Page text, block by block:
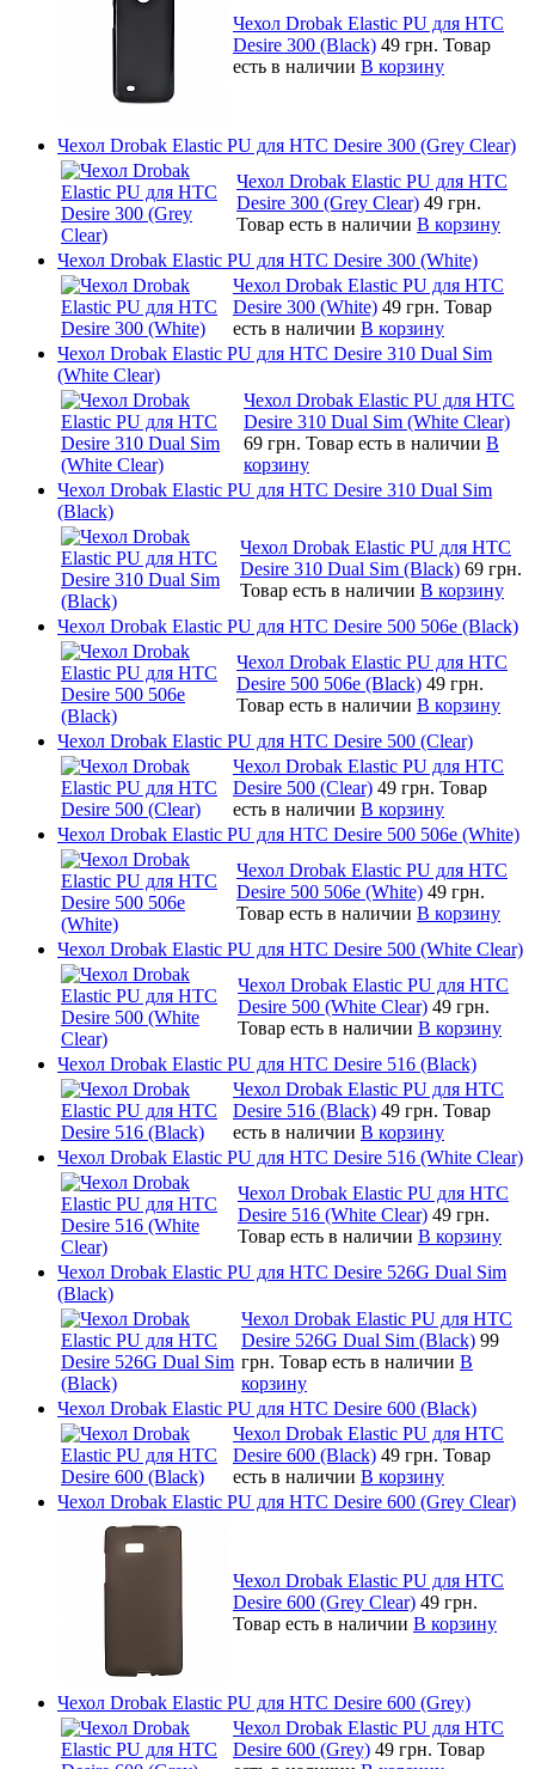
Чехол Drobak Elastic PU для HTC
Desire 300 (Black) 49 грн. Товар
есть в наличии В корзину
Чехол Drobak Elastic PU для HTC Desire 300 (Grey Clear)
Чехол Drobak Elastic PU для HTC
Desire 300 (Grey Clear) 49 грн.
Товар есть в наличии В корзину
Чехол Drobak Elastic PU для HTC Desire 300 (White)
Чехол Drobak Elastic PU для HTC
Desire 300 (White) 49 грн. Товар
есть в наличии В корзину
Чехол Drobak Elastic PU для HTC Desire 310 Dual Sim
(White Clear)
Чехол Drobak Elastic PU для HTC
Desire 310 Dual Sim (White Clear)
69 грн. Товар есть в наличии В
корзину
Чехол Drobak Elastic PU для HTC Desire 310 Dual Sim
(Black)
Чехол Drobak Elastic PU для HTC
Desire 310 Dual Sim (Black) 69 грн.
Товар есть в наличии В корзину
Чехол Drobak Elastic PU для HTC Desire 500 506e (Black)
Чехол Drobak Elastic PU для HTC
Desire 500 506e (Black) 49 грн.
Товар есть в наличии В корзину
Чехол Drobak Elastic PU для HTC Desire 500 (Clear)
Чехол Drobak Elastic PU для HTC
Desire 500 (Clear) 49 грн. Товар
есть в наличии В корзину
Чехол Drobak Elastic PU для HTC Desire 500 506e (White)
Чехол Drobak Elastic PU для HTC
Desire 500 506e (White) 49 грн.
Товар есть в наличии В корзину
Чехол Drobak Elastic PU для HTC Desire 500 (White Clear)
Чехол Drobak Elastic PU для HTC
Desire 500 (White Clear) 49 грн.
Товар есть в наличии В корзину
Чехол Drobak Elastic PU для HTC Desire 516 (Black)
Чехол Drobak Elastic PU для HTC
Desire 516 (Black) 49 грн. Товар
есть в наличии В корзину
Чехол Drobak Elastic PU для HTC Desire 516 (White Clear)
Чехол Drobak Elastic PU для HTC
Desire 516 (White Clear) 49 грн.
Товар есть в наличии В корзину
Чехол Drobak Elastic PU для HTC Desire 526G Dual Sim
(Black)
Чехол Drobak Elastic PU для HTC
Desire 526G Dual Sim (Black) 99
грн. Товар есть в наличии В
корзину
Чехол Drobak Elastic PU для HTC Desire 600 (Black)
Чехол Drobak Elastic PU для HTC
Desire 600 (Black) 49 грн. Товар
есть в наличии В корзину
Чехол Drobak Elastic PU для HTC Desire 600 (Grey Clear)
Чехол Drobak Elastic PU для HTC
Desire 600 (Grey Clear) 49 грн.
Товар есть в наличии В корзину
Чехол Drobak Elastic PU для HTC Desire 600 (Grey)
Чехол Drobak Elastic PU для HTC
Desire 600 (Grey) 49 грн. Товар